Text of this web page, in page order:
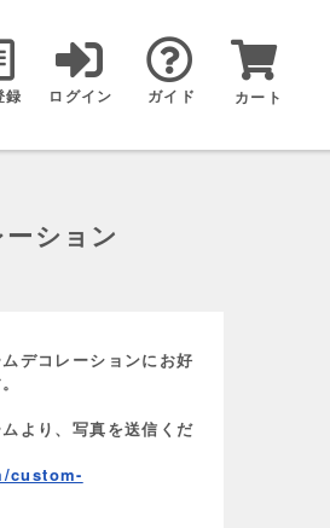
録 ログイン ガイド カート
ション
デコレーションにお好
より、写真を送信くだ
custom-